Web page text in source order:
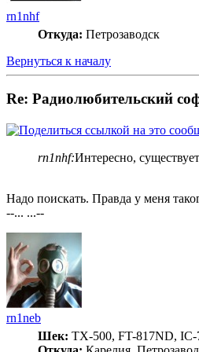
rn1nhf
Откуда: Петрозаводск
Вернуться к началу
Re: Радиолюбительский
rn1nhf:Интересно,
Надо поискать. Правда у меня
--... ...--
rn1neb
Шек: TX-500, FT-817ND,